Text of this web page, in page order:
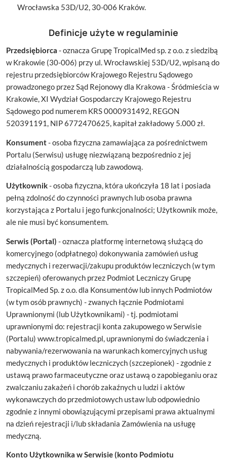
Wrocławska 53D/U2, 30-006 Kraków.
Definicje użyte w regulaminie
Przedsiębiorca - oznacza Grupę TropicalMed sp. z o.o. z siedzibą
w Krakowie (30-006) przy ul. Wrocławskiej 53D/U2, wpisaną do
rejestru przedsiębiorców Krajowego Rejestru Sądowego
prowadzonego przez Sąd Rejonowy dla Krakowa - Śródmieścia w
Krakowie, XI Wydział Gospodarczy Krajowego Rejestru
Sądowego pod numerem KRS 0000931492, REGON
520391191, NIP 6772470625, kapitał zakładowy 5.000 zł.
Konsument- osoba fizyczna zamawiająca za pośrednictwem
Portalu (Serwisu) usługę niezwiązaną bezpośrednio z jej
działalnością gospodarczą lub zawodową.
Użytkownik- osoba fizyczna, która ukończyła 18 lat i posiada
pełną zdolność do czynności prawnych lub osoba prawna
korzystająca z Portalu i jego funkcjonalności; Użytkownik może,
ale nie musi być konsumentem.
Serwis (Portal) - oznacza platformę internetową służącą do
komercyjnego (odpłatnego) dokonywania zamówień usług
medycznych i rezerwacji/zakupu produktów leczniczych (w tym
szczepień) oferowanych przez Podmiot Leczniczy Grupę
TropicalMed Sp. z o.o. dla Konsumentów lub innych Podmiotów
(w tym osób prawnych) - zwanych łącznie Podmiotami
Uprawnionymi (lub Użytkownikami) - tj. podmiotami
uprawnionymi do: rejestracji konta zakupowego w Serwisie
(Portalu) www.tropicalmed.pl, uprawnionymi do świadczenia i
nabywania/rezerwowania na warunkach komercyjnych usług
medycznych i produktów leczniczych (szczepionek) - zgodnie z
ustawą prawo farmaceutyczne oraz ustawą o zapobieganiu oraz
zwalczaniu zakażeń i chorób zakaźnych u ludzi i aktów
wykonawczych do przedmiotowych ustaw lub odpowiednio
zgodnie z innymi obowiązującymi przepisami prawa aktualnymi
na dzień rejestracji i/lub składania Zamówienia na usługę
medyczną.
Konto Użytkownika w Serwisie (konto Podmiotu